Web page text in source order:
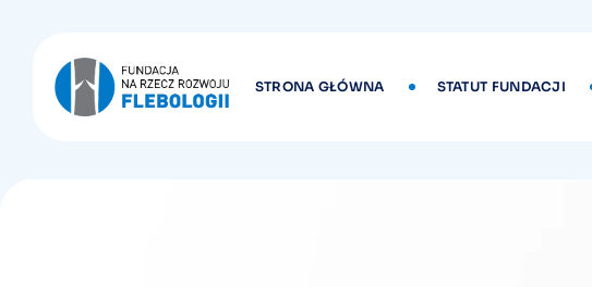
STRONA GŁÓWNA STATUT FUNDACJI